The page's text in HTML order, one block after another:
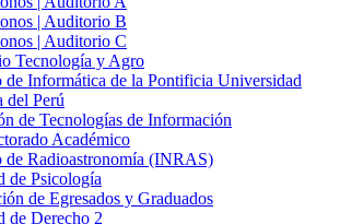
| Auditorio B
| Auditorio C
Tecnología y Agro
de Informática de la Pontificia Universidad
del Perú
de Tecnologías de Información
Académico
de Radioastronomía (INRAS)
de Psicología
de Egresados y Graduados
de Derecho 2